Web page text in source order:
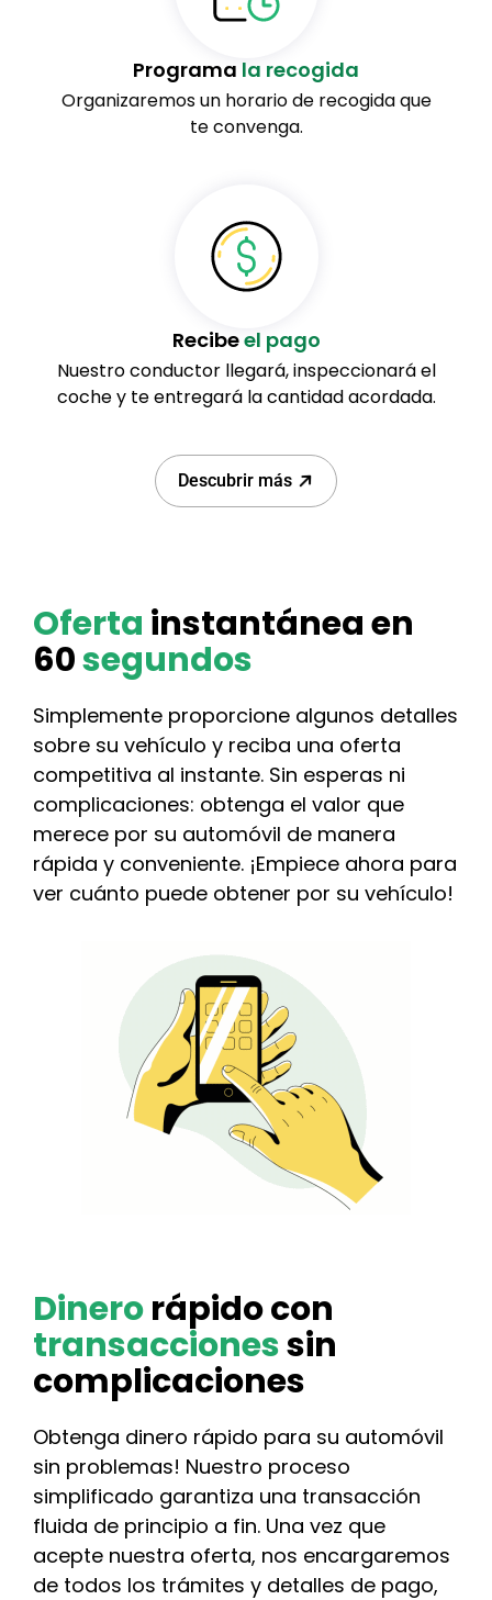
Programa la recogida
Organizaremos un horario de recogida que
te convenga.
Recibeel pago
Nuestro conductor llegará, inspeccionará el
coche y te entregará la cantidad acordada.
Descubrir más
Oferta instantánea en
60segundos
Simplemente proporcione algunos detalles
sobre su vehículo y reciba una oferta
competitiva al instante. Sin esperas ni
complicaciones: obtenga el valor que
merece por su automóvil de manera
rápida y conveniente. ¡Empiece ahora para
ver cuánto puede obtener por su vehículo!
Dinerorápido con
transaccionessin
complicaciones
Obtenga dinero rápido para su automóvil
sin problemas! Nuestro proceso
simplificado garantiza una transacción
fluida de principio a fin. Una vez que
acepte nuestra oferta, nos encargaremos
de todos los trámites y detalles de pago,